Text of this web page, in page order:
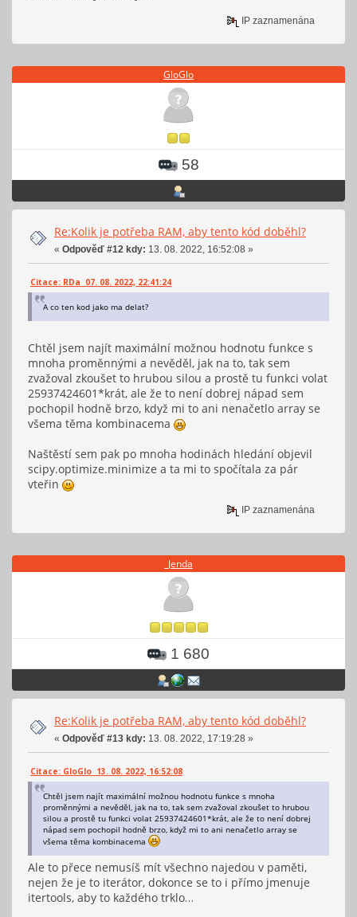
IP zaznamenána
GloGlo
58
Re:Kolik je potřeba RAM, aby tento kód doběhl?
« Odpověď #12 kdy: 13. 08. 2022, 16:52:08 »
Citace: RDa 07. 08. 2022, 22:41:24
A co ten kod jako ma delat?
Chtěl jsem najít maximální možnou hodnotu funkce s
mnoha proměnnými a nevěděl, jak na to, tak sem
zvažoval zkoušet to hrubou silou a prostě tu funkci volat
25937424601*krát, ale že to není dobrej nápad sem
pochopil hodně brzo, když mi to ani nenačetlo array se
všema těma kombinacema
Naštěstí sem pak po mnoha hodinách hledání objevil
scipy.optimize.minimize a ta mi to spočítala za pár
vteřin
IP zaznamenána
_Jenda
1 680
Re:Kolik je potřeba RAM, aby tento kód doběhl?
« Odpověď #13 kdy: 13. 08. 2022, 17:19:28 »
Citace: GloGlo 13. 08. 2022, 16:52:08
Chtěl jsem najít maximální možnou hodnotu funkce s mnoha
proměnnými a nevěděl, jak na to, tak sem zvažoval zkoušet to hrubou
silou a prostě tu funkci volat 25937424601*krát, ale že to není dobrej
nápad sem pochopil hodně brzo, když mi to ani nenačetlo array se
všema těma kombinacema
Ale to přece nemusíš mít všechno najedou v paměti,
nejen že je to iterátor, dokonce se to i přímo jmenuje
itertools, aby to každého trklo…